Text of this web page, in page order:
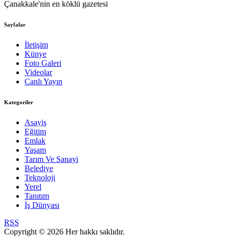
Çanakkale'nin en köklü gazetesi
Sayfalar
İletişim
Künye
Foto Galeri
Videolar
Canlı Yayın
Kategoriler
Asayiş
Eğitim
Emlak
Yaşam
Tarım Ve Sanayi
Belediye
Teknoloji
Yerel
Tanıtım
İş Dünyası
RSS
Copyright © 2026 Her hakkı saklıdır.